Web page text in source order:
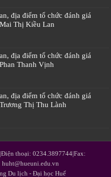
địa điểm tổ chức đánh giá
Thị Kiều Lan
địa điểm tổ chức đánh giá
Thanh Vịnh
địa điểm tổ chức đánh giá
Thị Thu Lành
thoại: 0234.3897744|Fax:
Du lịch - Đại học Huế